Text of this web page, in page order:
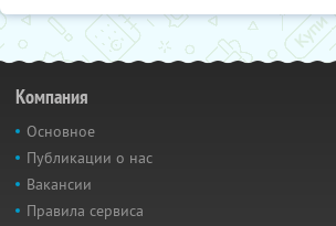
Компания
Основное
Публикации о нас
Вакансии
Правила сервиса